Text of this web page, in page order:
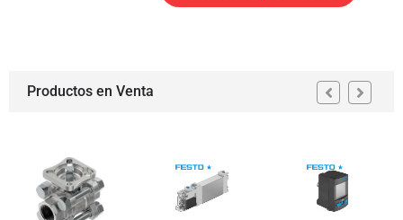
Productos en Venta